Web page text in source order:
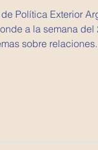
Política Exterior
a la semana del
sobre